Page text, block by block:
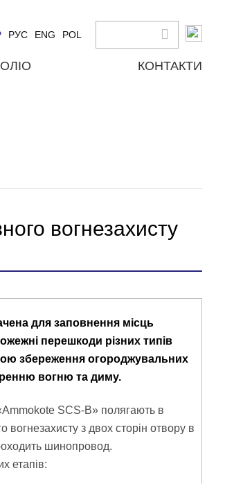
РУС ENG POL
КОНТАКТИ
вогнезахисту
для заповнення місць
перешкоди різних типів
збереження огороджувальних
вогню та диму.
SCS-В» полягають в
вогнезахисту з двох сторін отвору в
шинопровод.
етапів: